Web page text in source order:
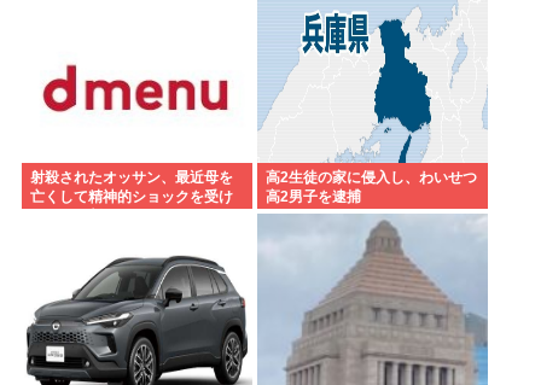
射殺されたオッサン、最近母を
亡くして精神的ショックを受け
高2生徒の家に侵入し、わいせつ
高2男子を逮捕